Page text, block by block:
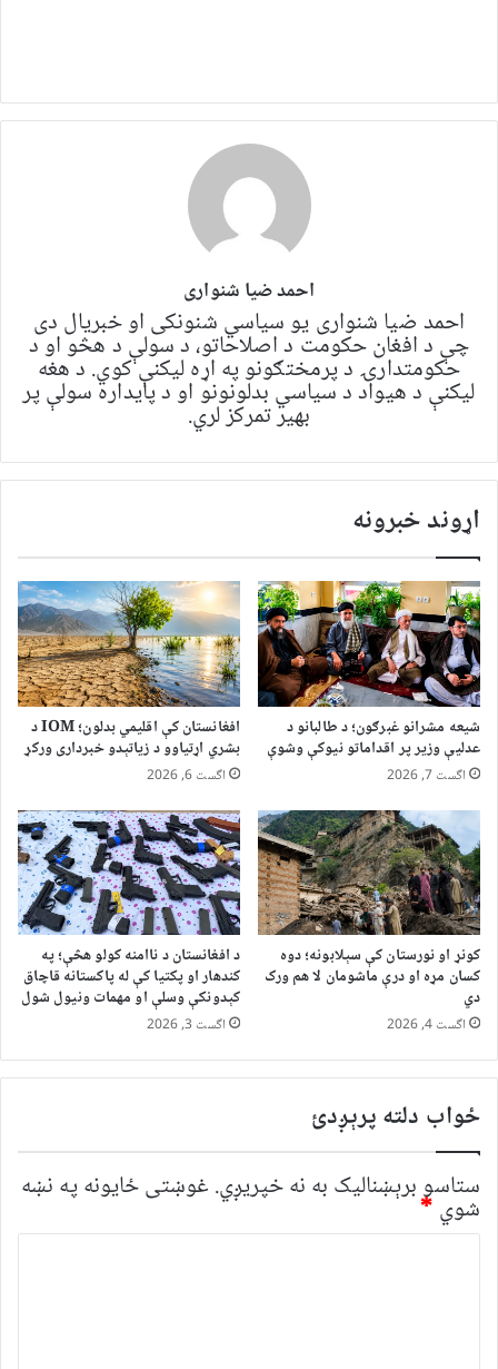
احمد ضیا شنواری
احمد ضیا شنواری یو سياسي شنونکی او خبریال دی
چې د افغان حکومت د اصلاحاتو، د سولې د هڅو او د
حکومتدارۍ د پرمختګونو په اړه لیکنې کوي. د هغه
لیکنې د هیواد د سیاسي بدلونونو او د پایداره سولې پر
بهیر تمرکز لري.
اړوند خبرونه
شیعه مشرانو غبرګون؛ د طالبانو د
عدلیې وزیر پر اقداماتو نیوکې وشوې
اگست 7, 2026
افغانستان کې اقلیمي بدلون؛ IOM د
بشري اړتیاوو د زیاتېدو خبرداری ورکړ
اگست 6, 2026
کونړ او نورستان کې سېلابونه؛ دوه
کسان مړه او درې ماشومان لا هم ورک
دي
اگست 4, 2026
د افغانستان د ناامنه کولو هڅې؛ په
کندهار او پکتیا کې له پاکستانه قاچاق
کېدونکې وسلې او مهمات ونیول شول
اگست 3, 2026
ځواب دلته پرېږدئ
ستاسو برېښناليک به نه خپريږي. غوښتى ځایونه په نښه
شوي *